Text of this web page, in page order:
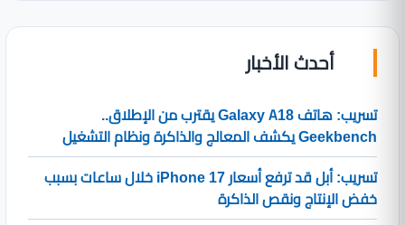
أحدث الأخبار
تسريب: هاتف Galaxy A18 يقترب من الإطلاق..
Geekbench يكشف المعالج والذاكرة ونظام التشغيل
تسريب: أبل قد ترفع أسعار iPhone 17 خلال ساعات بسبب
خفض الإنتاج ونقص الذاكرة